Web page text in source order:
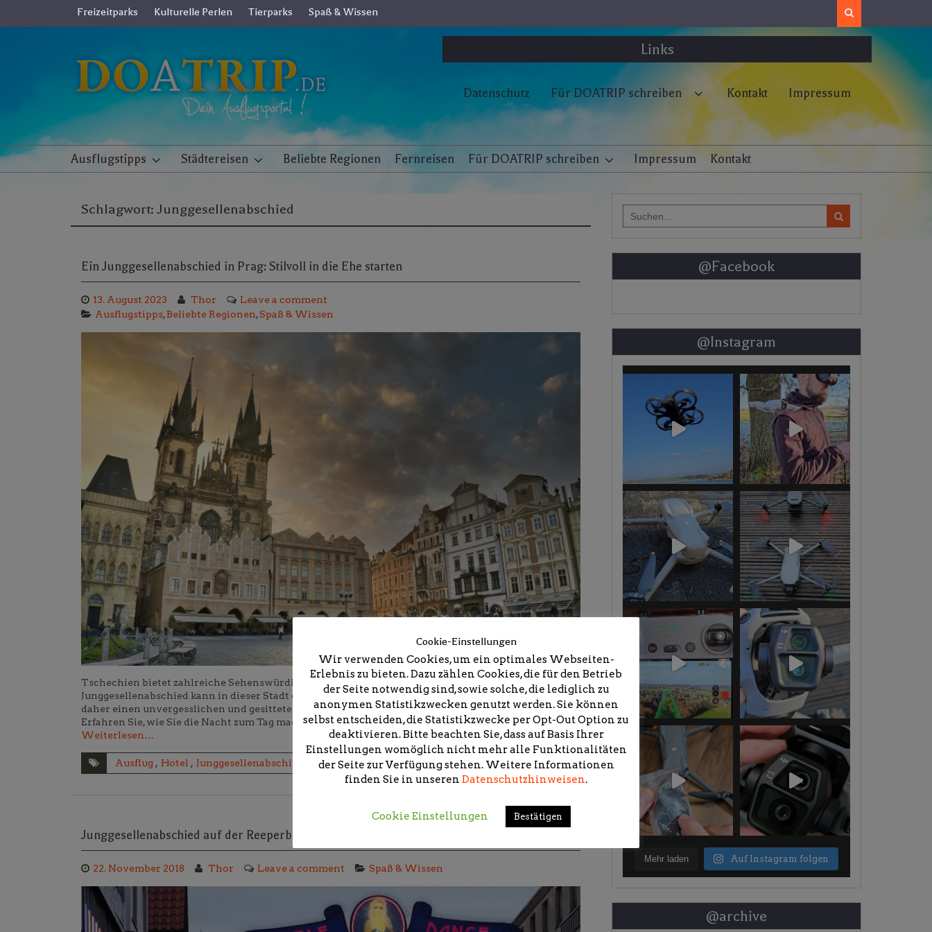
Freizeitparks Kulturelle Perlen Tierparks Spaß & Wissen
Links
Datenschutz Für DOATRIP schreiben Kontakt Impressum
Ausflugstipps Städtereisen Beliebte Regionen Fernreisen Für DOATRIP schreiben Impressum Kontakt
Schlagwort: Junggesellenabschied
Ein Junggesellenabschied in Prag: Stilvoll in die Ehe starten
13. August 2023 Thor
Leave a comment
Ausflugstipps,Beliebte Regionen,Spaß & Wissen
Tschechien bietet zahlreiche Sehenswürdigkeiten, Freizeitaktivitäten, Restaurants und Bars. Ein
Junggesellenabschied kann in dieser Stadt die unterschiedlichsten Facetten annehmen. Wer sich
daher einen unvergesslichen und gesitteten Start in die Ehe wünscht, wird in Prag sicherlich fündig.
Erfahren Sie, wie Sie die Nacht zum Tag machen und mit Freunden und Freundinnen die
Weiterlesen…
Ausflug , Hotel , Junggesellenabschied Prag ,Städtereisen
Junggesellenabschied auf der Reeperbahn: Der norddeutscher Klassiker
22. November 2018 Thor Leave a comment Spaß & Wissen
for:
@Facebook
@Instagram
Mehr laden Auf Instagram folgen
@archive
Cookie-Einstellungen
Wir verwenden Cookies, um ein optimales Webseiten-
Erlebnis zu bieten. Dazu zählen Cookies, die für den Betrieb
der Seite notwendig sind, sowie solche, die lediglich zu
anonymen Statistikzwecken genutzt werden. Sie können
selbst entscheiden, die Statistikzwecke per Opt-Out Option zu
deaktivieren. Bitte beachten Sie, dass auf Basis Ihrer
Einstellungen womöglich nicht mehr alle Funktionalitäten
der Seite zur Verfügung stehen. Weitere Informationen
finden Sie in unseren Datenschutzhinweisen.
Cookie Einstellungen Bestätigen